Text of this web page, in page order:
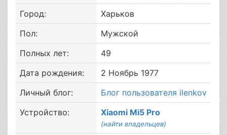
Город:
Харьков
Пол:
Мужской
Полных лет:
49
Дата рождения:
2 Ноябрь 1977
Личный блог:
Блог пользователя ilenkov
Устройство:
Xiaomi Mi5 Pro
(найти владельцев)